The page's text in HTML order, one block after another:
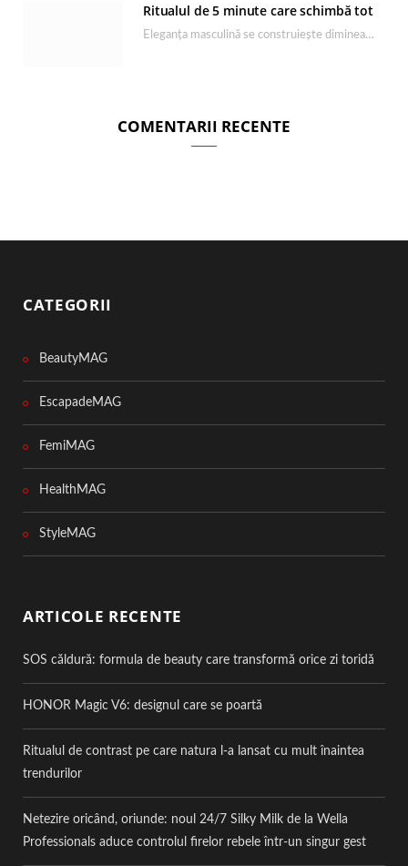
Ritualul de 5 minute care schimbă tot
Eleganța masculină se construiește dimineața, în câteva minute și cu produsele potrivite. O rutină de…
COMENTARII RECENTE
CATEGORII
BeautyMAG
EscapadeMAG
FemiMAG
HealthMAG
StyleMAG
ARTICOLE RECENTE
SOS căldură: formula de beauty care transformă orice zi toridă
HONOR Magic V6: designul care se poartă
Ritualul de contrast pe care natura l-a lansat cu mult înaintea
trendurilor
Netezire oricând, oriunde: noul 24/7 Silky Milk de la Wella
Professionals aduce controlul firelor rebele într-un singur gest